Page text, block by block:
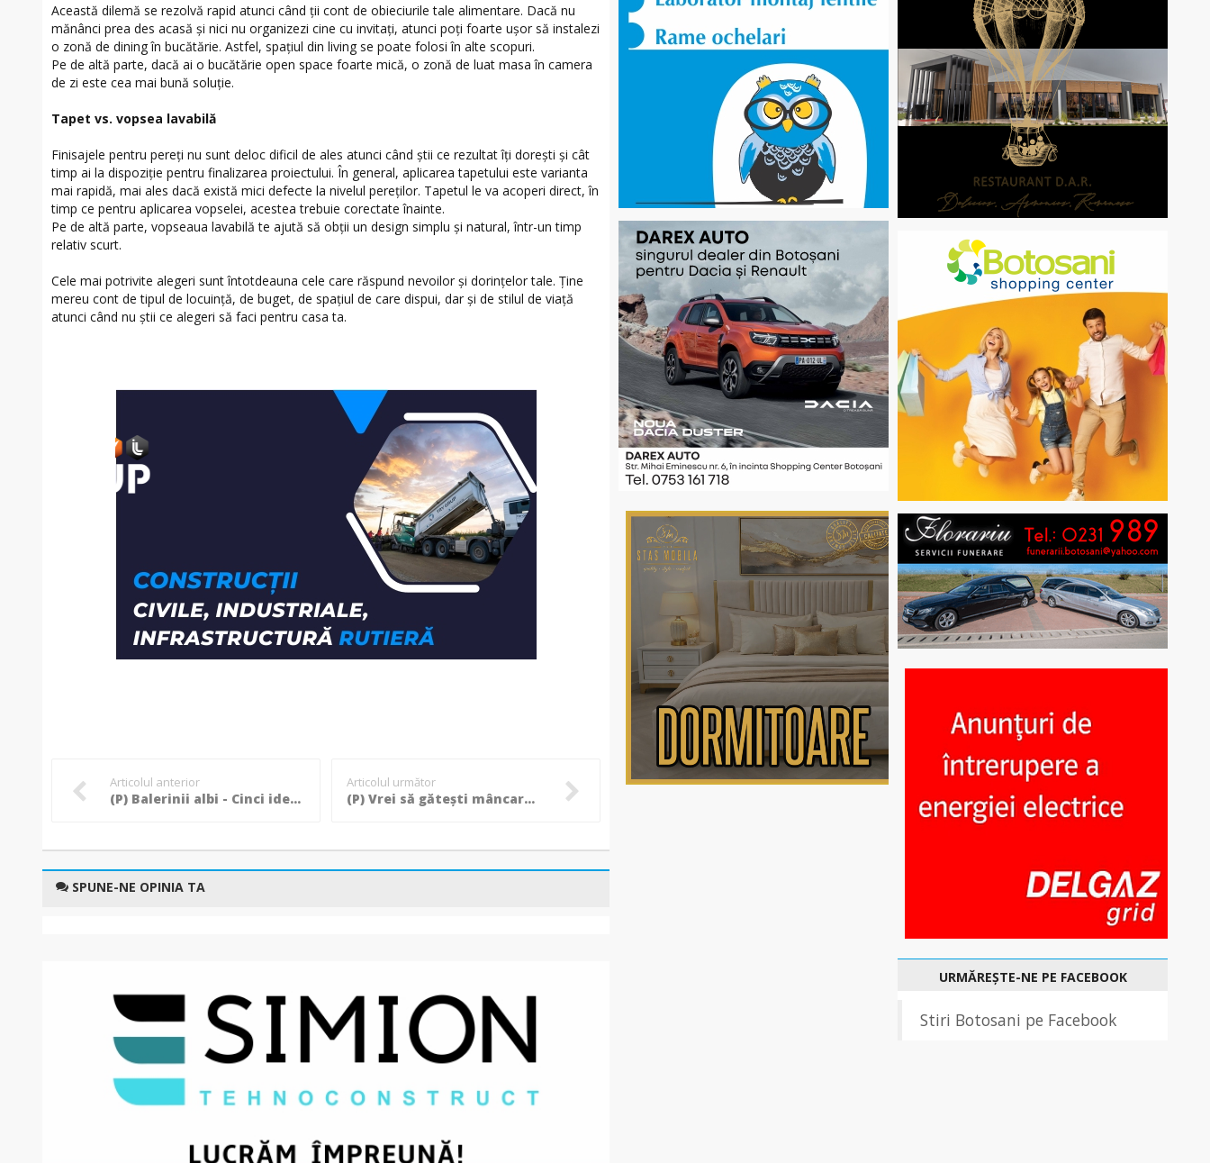
Această dilemă se rezolvă rapid atunci când ţii cont de obieciurile tale alimentare. Dacă nu
mănânci prea des acasă şi nici nu organizezi cine cu invitaţi, atunci poţi foarte uşor să instalezi
o zonă de dining în bucătărie. Astfel, spaţiul din living se poate folosi în alte scopuri.
Pe de altă parte, dacă ai o bucătărie open space foarte mică, o zonă de luat masa în camera
de zi este cea mai bună soluţie.
Tapet vs. vopsea lavabilă
Finisajele pentru pereţi nu sunt deloc dificil de ales atunci când ştii ce rezultat îţi doreşti şi cât
timp ai la dispoziţie pentru finalizarea proiectului. În general, aplicarea tapetului este varianta
mai rapidă, mai ales dacă există mici defecte la nivelul pereţilor. Tapetul le va acoperi direct, în
timp ce pentru aplicarea vopselei, acestea trebuie corectate înainte.
Pe de altă parte, vopseaua lavabilă te ajută să obţii un design simplu şi natural, într-un timp
relativ scurt.
Cele mai potrivite alegeri sunt întotdeauna cele care răspund nevoilor şi dorinţelor tale. Ține
mereu cont de tipul de locuinţă, de buget, de spaţiul de care dispui, dar şi de stilul de viaţă
atunci când nu ştii ce alegeri să faci pentru casa ta.
Articolul anterior
(P) Balerinii albi - Cinci idei de ţinute strălucitoare!
Articolul următor
(P) Vrei să găteşti mâncare gustoasă? Iată 7 trucuri pe care trebuie să le încerci
SPUNE-NE OPINIA TA
URMĂREȘTE-NE PE FACEBOOK
Stiri Botosani pe Facebook